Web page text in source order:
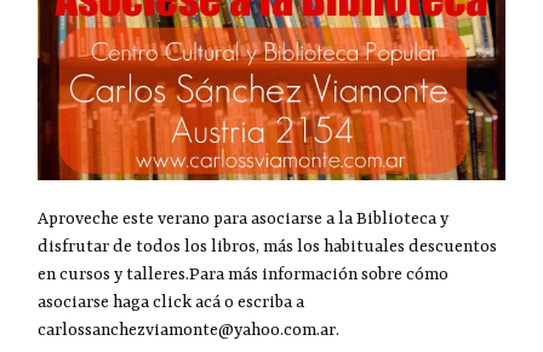
Aproveche este verano para asociarse a la Biblioteca y
disfrutar de todos los libros, más los habituales descuentos
en cursos y talleres.Para más información sobre cómo
asociarse haga click acá o escriba a
carlossanchezviamonte@yahoo.com.ar.